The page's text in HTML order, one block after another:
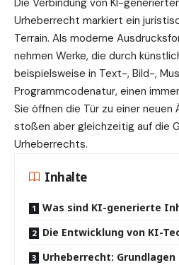
Die Verbindung von KI-
Urheberrecht markiert ein
Terrain. Als moderne
nehmen Werke, die durch
beispielsweise in Text-, Bild-,
Programmcodenatur, einen
Sie öffnen die Tür zu einer neuen
stoßen aber gleichzeitig auf die
Urheberrechts.
Inhalte
Was sind KI-generierte
Die Entwicklung von KI-
Urheberrecht: